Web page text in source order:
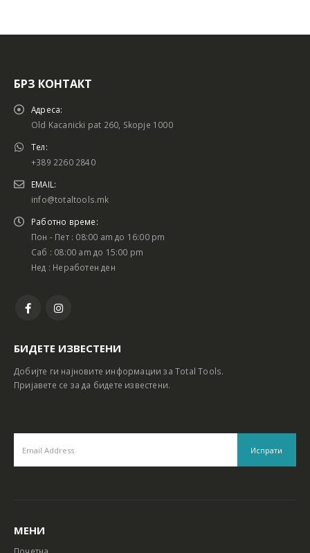
Батериски сет
Батериски сет Ротирачки Чекан и Бормашина 20V
БРЗ КОНТАКТ
Адреса:
Old Kacanicki pat 260, Skopje 1000
Тел:
+389 2260 2840
EMAIL:
info@totaltools.mk
Работно време:
Пон - Пет : 08:00 am до 16:00 pm
Саб : 08:00 am до 15:00 pm
Нед : Неработен ден
БИДЕТЕ ИЗВЕСТЕНИ
Добијте ги најновите информации за Total Tools.
Пријавете се за да бидете известени.
МЕНИ